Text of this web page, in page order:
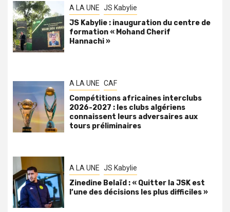
A LA UNE JS Kabylie
JS Kabylie : inauguration du centre de
formation « Mohand Cherif
Hannachi »
A LA UNE CAF
Compétitions africaines interclubs
2026-2027 : les clubs algériens
connaissent leurs adversaires aux
tours préliminaires
A LA UNE JS Kabylie
Zinedine Belaïd : « Quitter la JSK est
l’une des décisions les plus difficiles »